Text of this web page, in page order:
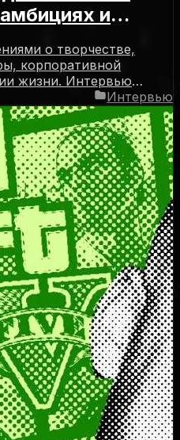
и
о творчестве,
корпоративной
жизни. Интервью
охватывает широкий
индустрии до
Интервью